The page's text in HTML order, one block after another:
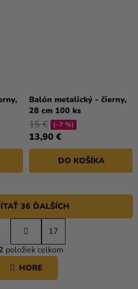
Balón metalický - čierny,
28 cm 100 ks
13,90 €
15 € (–7 %)
DO KOŠÍKA
O
V
L
Á
36 ĎALŠÍCH
S
t
r
á
k
o
17
položiek celkom
HORE